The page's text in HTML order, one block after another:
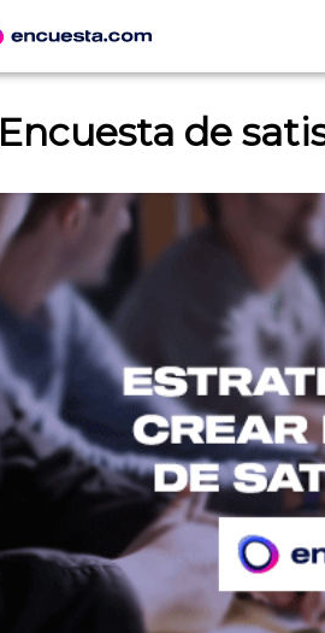
Encuesta de